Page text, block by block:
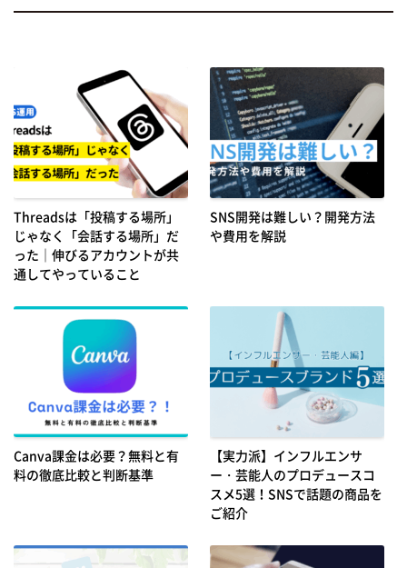
Threadsは「投稿する場所」
じゃなく「会話する場所」だ
った｜伸びるアカウントが共
通してやっていること
SNS開発は難しい？開発方法
や費用を解説
Canva課金は必要？無料と有
料の徹底比較と判断基準
【実力派】インフルエンサ
ー・芸能人のプロデュースコ
スメ5選！SNSで話題の商品を
ご紹介